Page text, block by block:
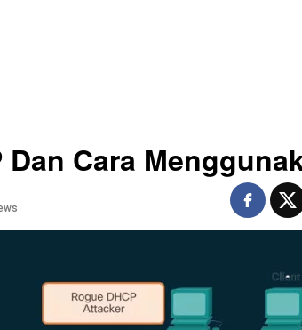
Dan Cara